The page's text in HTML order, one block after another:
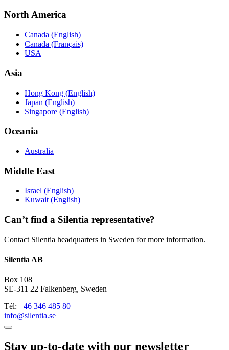
North America
Canada (English)
Canada (Français)
USA
Asia
Hong Kong (English)
Japan (English)
Singapore (English)
Oceania
Australia
Middle East
Israel (English)
Kuwait (English)
Can’t find a Silentia representative?
Contact Silentia headquarters in Sweden for more information.
Silentia AB
Box 108
SE-311 22 Falkenberg, Sweden
Tél: +46 346 485 80
info@silentia.se
Stay up-to-date with our newsletter